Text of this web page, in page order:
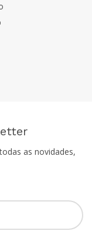
as novidades,